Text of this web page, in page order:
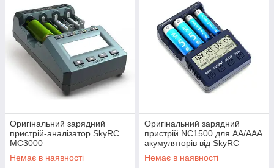
Оригінальний зарядний
пристрій-аналізатор SkyRC
MC3000
Немає в наявності
Оригінальний зарядний
пристрій NC1500 для AA/AAA
акумуляторів від SkyRC
Немає в наявності